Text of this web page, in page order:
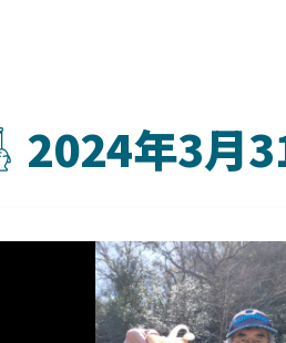
2024年3月